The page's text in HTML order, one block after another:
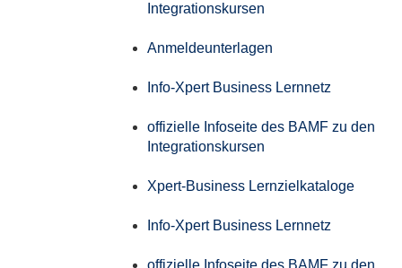
Integrationskursen
Anmeldeunterlagen
Info-Xpert Business Lernnetz
offizielle Infoseite des BAMF zu den
Integrationskursen
Xpert-Business Lernzielkataloge
Info-Xpert Business Lernnetz
offizielle Infoseite des BAMF zu den